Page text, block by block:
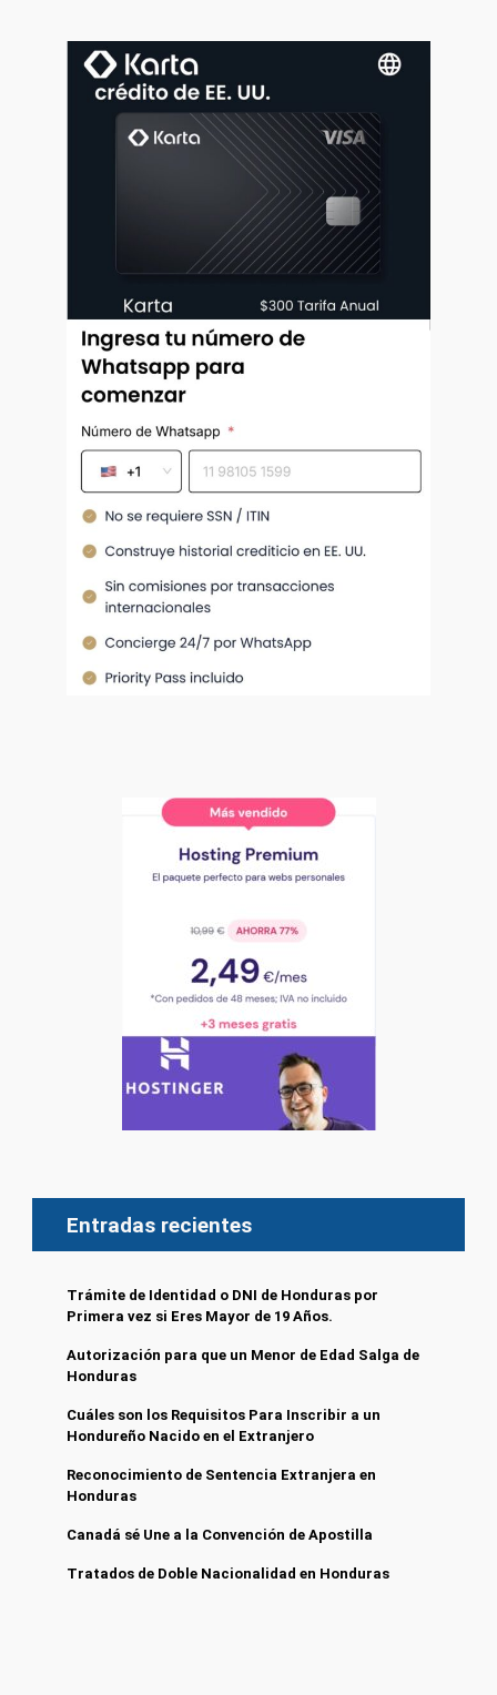
Entradas recientes
Trámite de Identidad o DNI de Honduras por
Primera vez si Eres Mayor de 19 Años.
Autorización para que un Menor de Edad Salga de
Honduras
Cuáles son los Requisitos Para Inscribir a un
Hondureño Nacido en el Extranjero
Reconocimiento de Sentencia Extranjera en
Honduras
Canadá sé Une a la Convención de Apostilla
Tratados de Doble Nacionalidad en Honduras